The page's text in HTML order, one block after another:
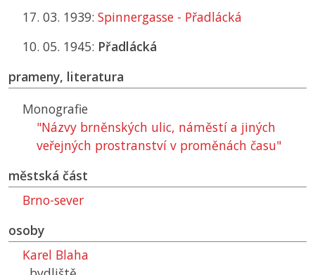
17. 03. 1939: Spinnergasse - Přadlácká
10. 05. 1945: Přadlácká
prameny, literatura
Monografie
"Názvy brněnských ulic, náměstí a jiných
veřejných prostranství v proměnách času"
městská část
Brno-sever
osoby
Karel Blaha